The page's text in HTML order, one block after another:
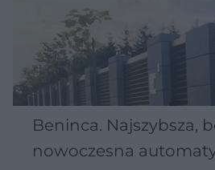
Beninca. Najszybsza,
nowoczesna